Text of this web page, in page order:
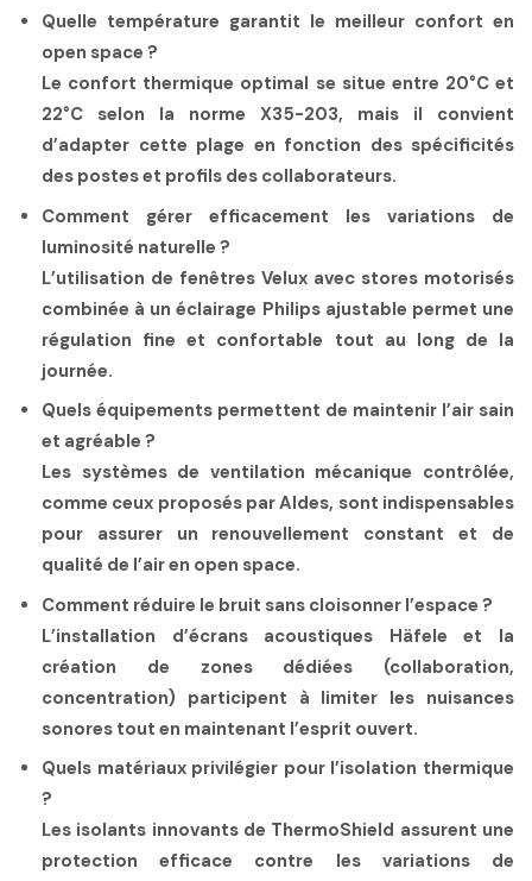
Quelle température garantit le meilleur confort en
open space ?
Le confort thermique optimal se situe entre 20°C et
22°C selon la norme X35-203, mais il convient
d’adapter cette plage en fonction des spécificités
des postes et profils des collaborateurs.
Comment gérer efficacement les variations de
luminosité naturelle ?
L’utilisation de fenêtres Velux avec stores motorisés
combinée à un éclairage Philips ajustable permet une
régulation fine et confortable tout au long de la
journée.
Quels équipements permettent de maintenir l’air sain
et agréable ?
Les systèmes de ventilation mécanique contrôlée,
comme ceux proposés par Aldes, sont indispensables
pour assurer un renouvellement constant et de
qualité de l’air en open space.
Comment réduire le bruit sans cloisonner l’espace ?
L’installation d’écrans acoustiques Häfele et la
création de zones dédiées (collaboration,
concentration) participent à limiter les nuisances
sonores tout en maintenant l’esprit ouvert.
Quels matériaux privilégier pour l’isolation thermique
?
Les isolants innovants de ThermoShield assurent une
protection efficace contre les variations de